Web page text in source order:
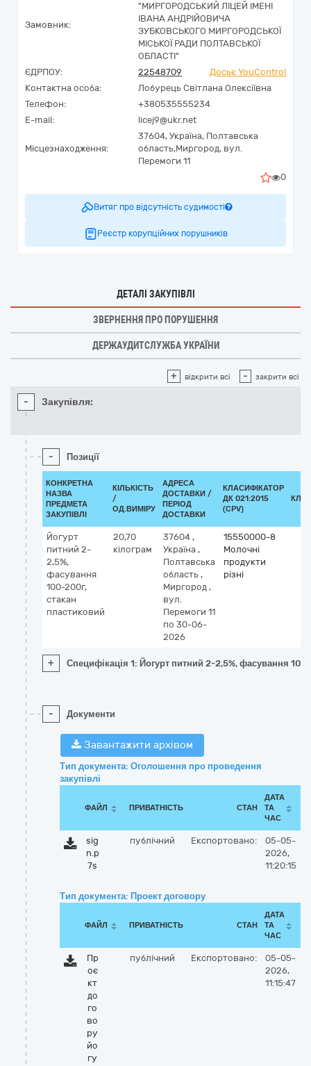
Замовник:
"МИРГОРОДСЬКИЙ ЛІЦЕЙ ІМЕНІ
ІВАНА АНДРІЙОВИЧА
ЗУБКОВСЬКОГО МИРГОРОДСЬКОЇ
МІСЬКОЇ РАДИ ПОЛТАВСЬКОЇ
ОБЛАСТІ"
ЄДРПОУ:
22548709
Досьє YouControl
Контактна особа:
Лобурець Світлана Олексіївна
Телефон:
+380535555234
E-mail:
licej9@ukr.net
Місцезнаходження:
37604, Україна, Полтавська
область,Миргород, вул.
Перемоги 11
0
Витяг про відсутність судимості
Реєстр корупційних порушників
ДЕТАЛІ ЗАКУПІВЛІ
ЗВЕРНЕННЯ ПРО ПОРУШЕННЯ
ДЕРЖАУДИТСЛУЖБА УКРАЇНИ
+ відкрити всі - закрити всі
- Закупівля:
- Позиції
КОНКРЕТНА
НАЗВА
ПРЕДМЕТА
ЗАКУПІВЛІ
КІЛЬКІСТЬ
/
ОД.ВИМІРУ
АДРЕСА
ДОСТАВКИ /
ПЕРІОД
ДОСТАВКИ
КЛАСИФІКАТОР
ДК 021:2015
(CPV)
Йогурт
питний 2-
2,5%,
фасування
100-200г,
стакан
пластиковий
20,70
кілограм
37604 ,
Україна ,
Полтавська
область ,
Миргород ,
вул.
Перемоги 11
по 30-06-
2026
15550000-8
Молочні
продукти
різні
+ Специфікація 1: Йогурт питний 2-2,5%, фасування
- Документи
Завантажити архівом
Тип документа: Оголошення про проведення
закупівлі
ФАЙЛ ПРИВАТНІСТЬ СТАН
ДАТА
ТА
ЧАС
sig
n.p
7s
публічний Експортовано:
05-05-
2026,
11:20:15
Тип документа: Проект договору
ФАЙЛ ПРИВАТНІСТЬ СТАН
ДАТА
ТА
ЧАС
Пр
оє
кт
до
го
во
ру
йо
гу
публічний Експортовано:
05-05-
2026,
11:15:47